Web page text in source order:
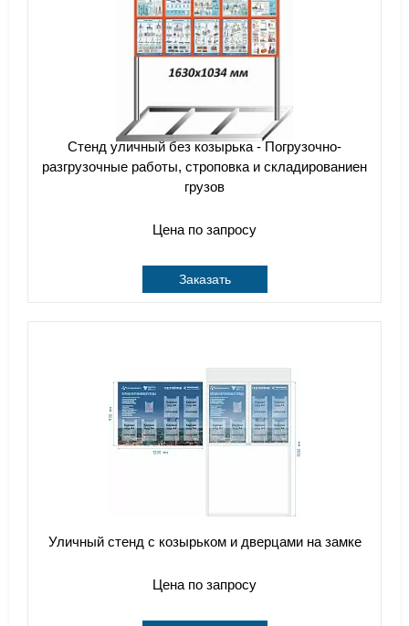
Стенд уличный без козырька - Погрузочно-
разгрузочные работы, строповка и складированиен
грузов
Цена по запросу
Заказать
Уличный стенд с козырьком и дверцами на замке
Цена по запросу